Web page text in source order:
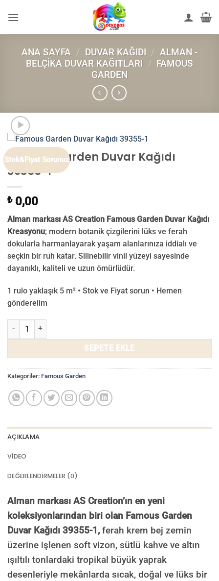
atla
ANA SAYFA / DUVAR KAĞIDI / ALMAN -
BELÇIKA DUVAR KAĞITLARI / FAMOUS
GARDEN
Stok&Fiyat Sorunuz
Famous Garden Duvar Kağıdı
39355-1
₺0,00
Alman markası AS Creation Famous Garden Duvar Kağıdı
Kreasyonu; modern botanik çizgilerini lüks ve ferah
dokularla harmanlayarak yaşam alanlarınıza iddialı ve
seçkin bir ruh katar. Silinebilir vinil yüzeyi sayesinde
dayanıklı, kaliteli ve uzun ömürlüdür.
1 rulo yaklaşık 5 m² • Stok ve Fiyat sorun • Hemen
gönderelim
Famous Garden Duvar Kağıdı 39355-1 adet
SEPETE EKLE
Kategoriler: Famous Garden
AÇIKLAMA
VIDEO
DEĞERLENDIRMELER (0)
Alman markası AS Creation’ın en yeni
koleksiyonlarından biri olan Famous Garden
Duvar Kağıdı 39355-1, ferah krem bej zemin
üzerine işlenen soft vizon, sütlü kahve ve altın
ışıltılı tonlardaki tropikal büyük yaprak
desenleriyle mekânlarda sıcak, doğal ve lüks bir